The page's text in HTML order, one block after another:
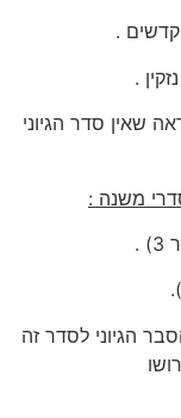
.
.
שאין סדר הגיוני
משנה :
הסבר הגיוני לסדר זה